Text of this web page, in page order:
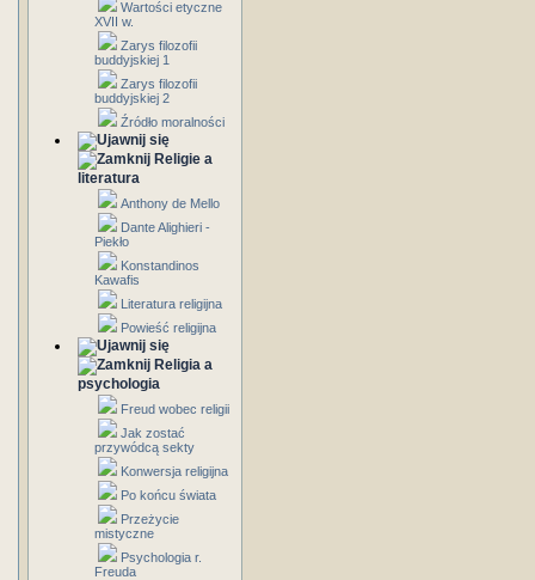
Wartości etyczne
XVII w.
Zarys filozofii
buddyjskiej 1
Zarys filozofii
buddyjskiej 2
Źródło moralności
Religie a
literatura
Anthony de Mello
Dante Alighieri -
Piekło
Konstandinos
Kawafis
Literatura religijna
Powieść religijna
Religia a
psychologia
Freud wobec religii
Jak zostać
przywódcą sekty
Konwersja religijna
Po końcu świata
Przeżycie
mistyczne
Psychologia r.
Freuda